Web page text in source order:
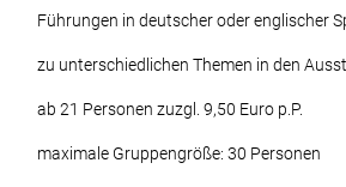
Führungen in deutscher oder englischer
zu unterschiedlichen Themen in den
ab 21 Personen zuzgl. 9,50 Euro p.P.
maximale Gruppengröße: 30 Personen